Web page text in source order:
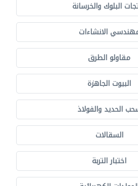
البلوك والخرسانة
الانشاءات
مقاولو الطرق
البيوت الجاهزة
الحديد والفولاذ
السقالات
اختبار التربة